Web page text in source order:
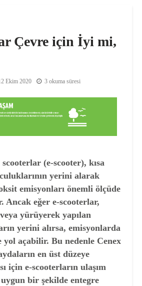
Çevre için İyi mi,
Ekim 2020 3 okuma süresi
(e-scooter), kısa
yerini alarak
emisyonları önemli ölçüde
Ancak eğer e-scooterlar,
yürüyerek yapılan
yerini alırsa, emisyonlarda
yol açabilir. Bu nedenle Cenex
en üst düzeye
için e-scooterların ulaşım
bir şekilde entegre